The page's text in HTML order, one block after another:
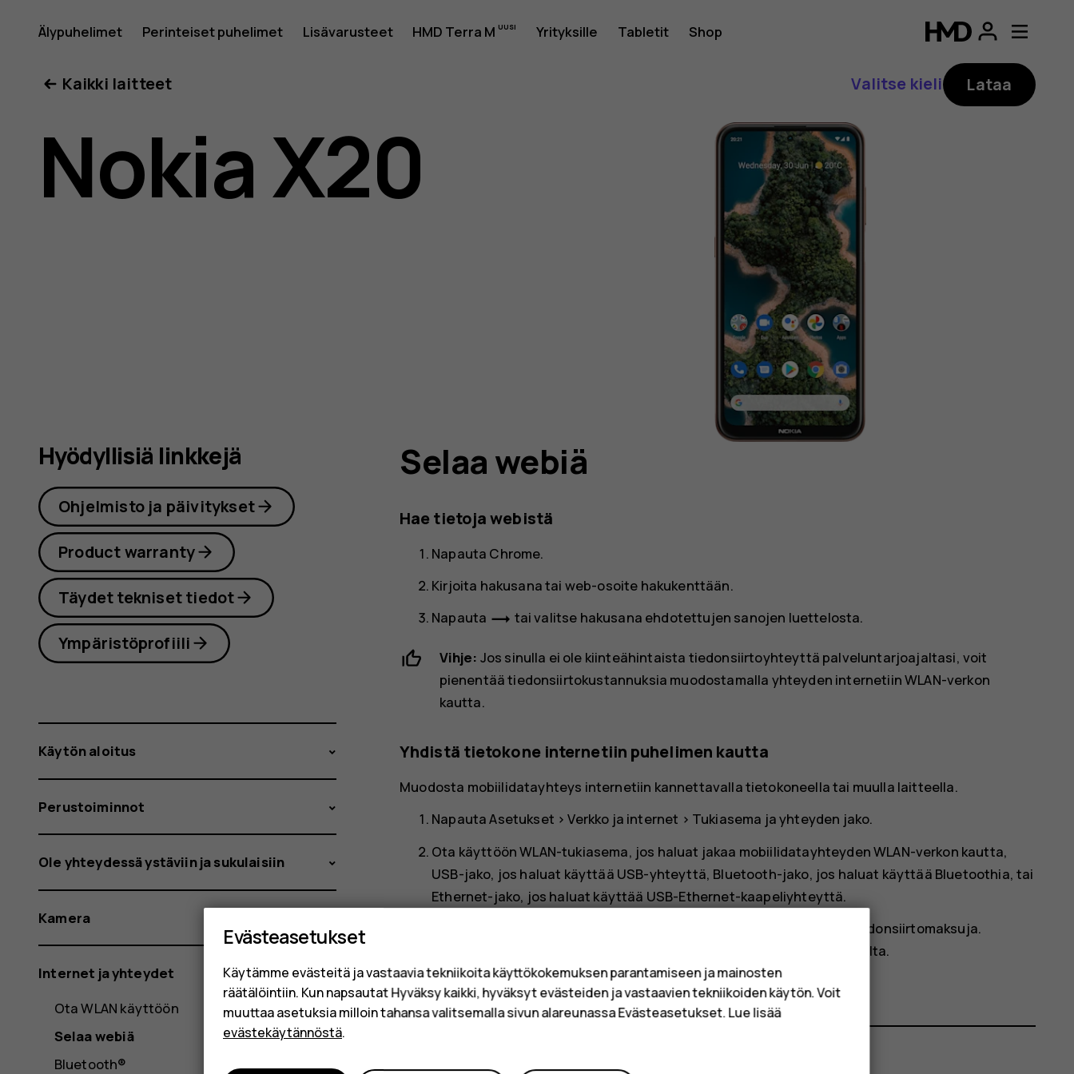
Nokia
X20
Älypuhelimet Perinteiset puhelimet Lisävarusteet HMD Terra M Yrityksille Tabletit Shop
Kaikki laitteet
Valitse kieli Lataa
Nokia X20
Selaa webiä
Hae tietoja webistä
Napauta Chrome.
Kirjoita hakusana tai web-osoite hakukenttään.
Napauta trending_flat tai valitse hakusana ehdotettujen sanojen luettelosta.
Vihje: Jos sinulla ei ole kiinteähintaista tiedonsiirtoyhteyttä palveluntarjoajaltasi, voit
pienentää tiedonsiirtokustannuksia muodostamalla yhteyden internetiin WLAN-verkon
kautta.
Yhdistä tietokone internetiin puhelimen kautta
Muodosta mobiilidatayhteys internetiin kannettavalla tietokoneella tai muulla laitteella.
NapautaAsetukset >Verkko ja internet > Tukiasema ja yhteyden jako.
Ota käyttöönWLAN-tukiasema, jos haluat jakaa mobiilidatayhteyden WLAN-verkon kautta,
USB-jako, jos haluat käyttää USB-yhteyttä, Bluetooth-jako, jos haluat käyttää Bluetoothia, tai
Ethernet-jako, jos haluat käyttää USB-Ethernet-kaapeliyhteyttä.
Toinen laite käyttää puhelinliittymän datayhteyttä, mikä voi aiheuttaa tiedonsiirtomaksuja.
Lisätietoja saatavuudesta ja kustannuksista saat verkkopalvelun tarjoajalta.
Hyödyllisiä linkkejä
Ohjelmisto ja päivitykset
Product warranty
Täydet tekniset tiedot
Ympäristöprofiili
Käytön aloitus
Perustoiminnot
Ole yhteydessä ystäviin ja sukulaisiin
Kamera
Internet ja yhteydet
Ota WLAN käyttöön
Selaa webiä
Bluetooth®
Evästeasetukset
Käytämme evästeitä ja vastaavia tekniikoita käyttökokemuksen parantamiseen ja mainosten
räätälöintiin. Kun napsautat Hyväksy kaikki, hyväksyt evästeiden ja vastaavien tekniikoiden käytön. Voit
muuttaa asetuksia milloin tahansa valitsemalla sivun alareunassa Evästeasetukset. Lue lisää
evästekäytännöstä.